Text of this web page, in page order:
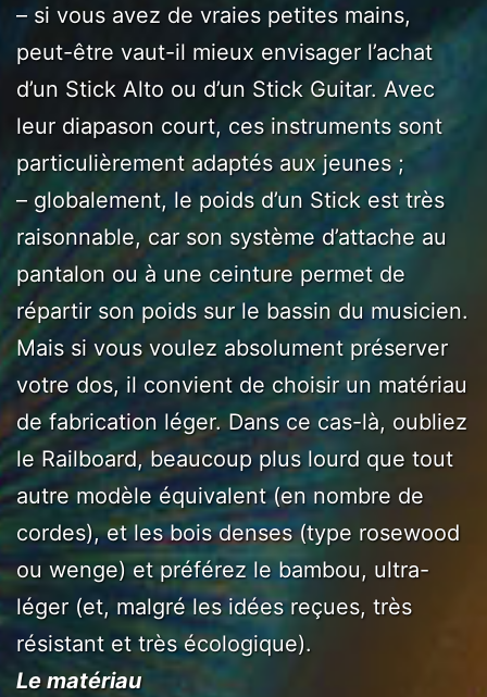
– si vous avez de vraies petites mains,
peut-être vaut-il mieux envisager l’achat
d’un Stick Alto ou d’un Stick Guitar. Avec
leur diapason court, ces instruments sont
particulièrement adaptés aux jeunes ;
– globalement, le poids d’un Stick est très
raisonnable, car son système d’attache au
pantalon ou à une ceinture permet de
répartir son poids sur le bassin du musicien.
Mais si vous voulez absolument préserver
votre dos, il convient de choisir un matériau
de fabrication léger. Dans ce cas-là, oubliez
le Railboard, beaucoup plus lourd que tout
autre modèle équivalent (en nombre de
cordes), et les bois denses (type rosewood
ou wenge) et préférez le bambou, ultra-
léger (et, malgré les idées reçues, très
résistant et très écologique).
Le matériau